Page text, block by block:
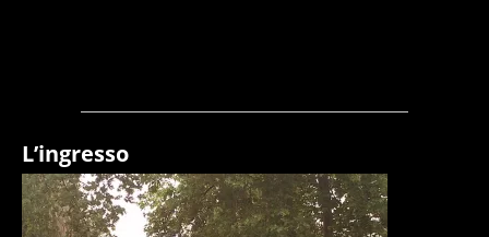
L’ingresso